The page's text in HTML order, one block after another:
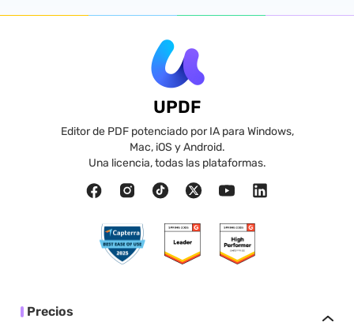
UPDF
Editor de PDF potenciado por IA para Windows,
Mac, iOS y Android.
Una licencia, todas las plataformas.
Precios